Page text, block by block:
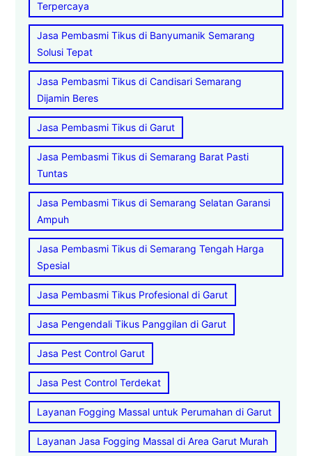
Terpercaya
Jasa Pembasmi Tikus di Banyumanik Semarang
Solusi Tepat
Jasa Pembasmi Tikus di Candisari Semarang
Dijamin Beres
Jasa Pembasmi Tikus di Garut
Jasa Pembasmi Tikus di Semarang Barat Pasti
Tuntas
Jasa Pembasmi Tikus di Semarang Selatan Garansi
Ampuh
Jasa Pembasmi Tikus di Semarang Tengah Harga
Spesial
Jasa Pembasmi Tikus Profesional di Garut
Jasa Pengendali Tikus Panggilan di Garut
Jasa Pest Control Garut
Jasa Pest Control Terdekat
Layanan Fogging Massal untuk Perumahan di Garut
Layanan Jasa Fogging Massal di Area Garut Murah